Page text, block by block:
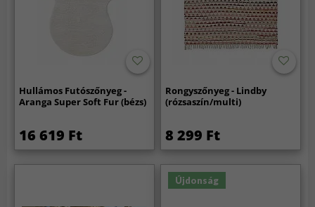
Hullámos Futószőnyeg -
Aranga Super Soft Fur (bézs)
16 619 Ft
Rongyszőnyeg - Lindby
(rózsaszín/multi)
8 299 Ft
Újdonság